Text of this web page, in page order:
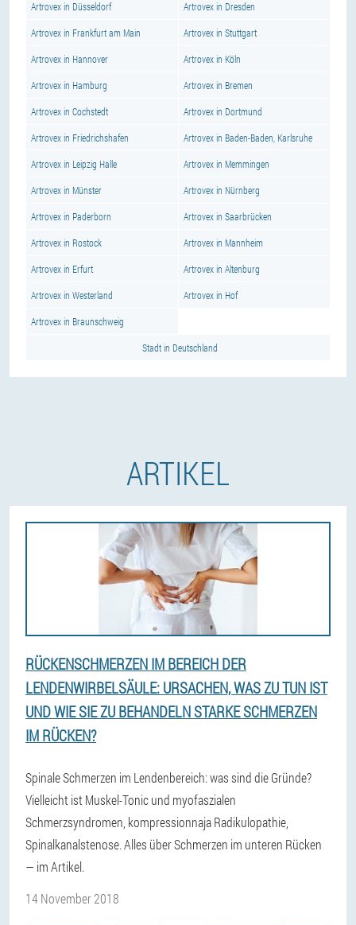
Artrovex in Düsseldorf Artrovex in Dresden
Artrovex in Frankfurt am Main Artrovex in Stuttgart
Artrovex in Hannover Artrovex in Köln
Artrovex in Hamburg Artrovex in Bremen
Artrovex in Cochstedt Artrovex in Dortmund
Artrovex in Friedrichshafen Artrovex in Baden-Baden, Karlsruhe
Artrovex in Leipzig Halle Artrovex in Memmingen
Artrovex in Münster Artrovex in Nürnberg
Artrovex in Paderborn Artrovex in Saarbrücken
Artrovex in Rostock Artrovex in Mannheim
Artrovex in Erfurt Artrovex in Altenburg
Artrovex in Westerland Artrovex in Hof
Artrovex in Braunschweig
Stadt in Deutschland
ARTIKEL
RÜCKENSCHMERZEN IM BEREICH DER
LENDENWIRBELSÄULE: URSACHEN, WAS ZU TUN IST
UND WIE SIE ZU BEHANDELN STARKE SCHMERZEN
IM RÜCKEN?
Spinale Schmerzen im Lendenbereich: was sind die Gründe?
Vielleicht ist Muskel-Tonic und myofaszialen
Schmerzsyndromen, kompressionnaja Radikulopathie,
Spinalkanalstenose. Alles über Schmerzen im unteren Rücken
— im Artikel.
14 November 2018